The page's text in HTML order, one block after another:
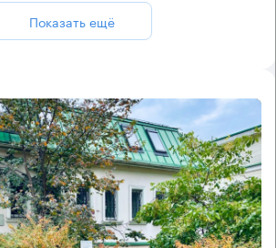
Показать ещё